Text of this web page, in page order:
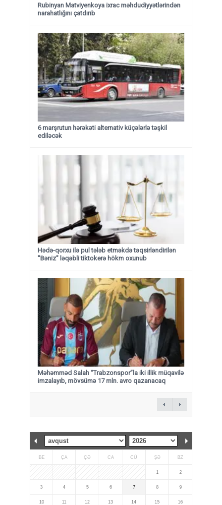
Rubinyan Matviyenkoya ixrac məhdudiyyətlərindən
narahatlığını çatdırıb
6 marşrutun hərəkəti alternativ küçələrlə təşkil
ediləcək
Hədə-qorxu ilə pul tələb etməkdə təqsirləndirilən
"Bəniz" ləqəbli tiktokerə hökm oxunub
Məhəmməd Salah “Trabzonspor”la iki illik müqavilə
imzalayıb, mövsümə 17 mln. avro qazanacaq
BE ÇA ÇƏ CA CÜ ŞƏ BZ
1 2
3 4 5 6 7 8 9
10 11 12 13 14 15 16